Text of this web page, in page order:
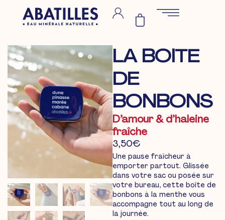
LA BOITE
DE
BONBONS
D’amour & d’haleine
fraîche
3,50€
Une pause fraîcheur à
emporter partout. Glissée
dans votre sac ou posée sur
votre bureau, cette boîte de
bonbons à la menthe vous
accompagne tout au long de
la journée.